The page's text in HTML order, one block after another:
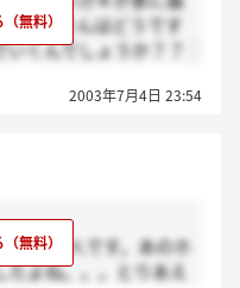
っちゃうの
みなさんはどうです
くんでしょうか？？
2003年7月4日 23:54
指す一人です。あのホ
たよね。。。とりあえ